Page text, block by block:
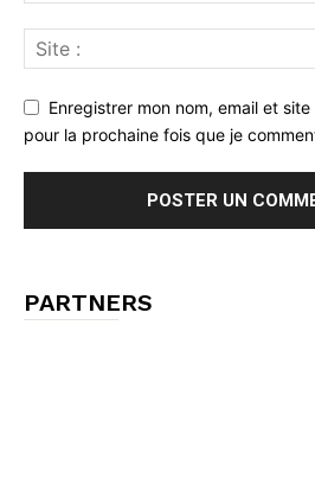
Enregistrer mon nom, email et
pour la prochaine fois que je
PARTNERS